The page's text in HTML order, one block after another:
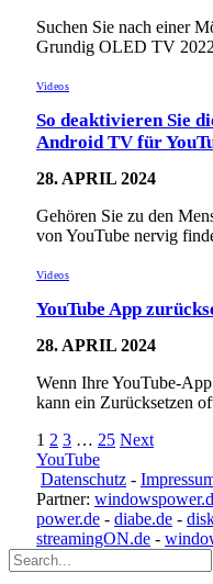
Suchen Sie nach einer
Grundig OLED TV
Videos
So deaktivieren Sie
Android TV für
28. APRIL 2024
Gehören Sie zu den
von YouTube nervig
Videos
YouTube App
28. APRIL 2024
Wenn Ihre YouTube-
kann ein Zurücksetzen
1 2 3 … 25 Next
YouTube
Datenschutz -
Partner:
power.de - diabe.de -
streamingON.de -